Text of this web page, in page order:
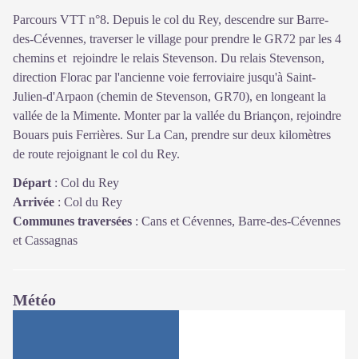
Parcours VTT n°8. Depuis le col du Rey, descendre sur Barre-
des-Cévennes, traverser le village pour prendre le GR72 par les 4
chemins et rejoindre le relais Stevenson. Du relais Stevenson,
direction Florac par l'ancienne voie ferroviaire jusqu'à Saint-
Julien-d'Arpaon (chemin de Stevenson, GR70), en longeant la
vallée de la Mimente. Monter par la vallée du Briançon, rejoindre
Bouars puis Ferrières. Sur La Can, prendre sur deux kilomètres
de route rejoignant le col du Rey.
Départ : Col du Rey
Arrivée : Col du Rey
Communes traversées : Cans et Cévennes, Barre-des-Cévennes
et Cassagnas
Météo